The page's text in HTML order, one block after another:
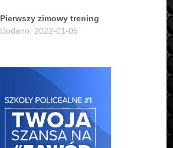
Pierwszy zimowy trening
Dodano: 2022-01-05